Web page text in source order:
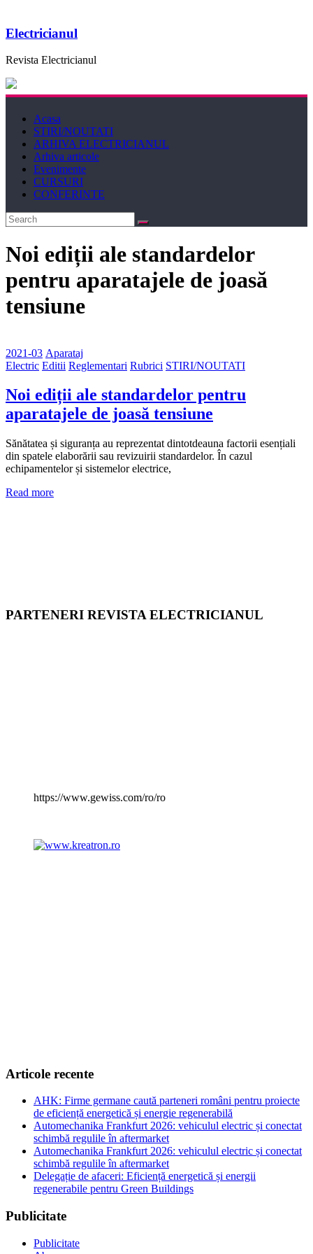
Electricianul
Revista Electricianul
Acasa
STIRI/NOUTATI
ARHIVA ELECTRICIANUL
Arhiva articole
Evenimente
CURSURI
CONFERINTE
Noi ediții ale standardelor
pentru aparatajele de joasă
tensiune
2021-03 Aparataj
Electric Editii Reglementari Rubrici STIRI/NOUTATI
Noi ediții ale standardelor pentru
aparatajele de joasă tensiune
Sănătatea și siguranța au reprezentat dintotdeauna factorii esențiali
din spatele elaborării sau revizuirii standardelor. În cazul
echipamentelor și sistemelor electrice,
Read more
PARTENERI REVISTA ELECTRICIANUL
https://www.gewiss.com/ro/ro
Articole recente
AHK: Firme germane caută parteneri români pentru proiecte
de eficiență energetică și energie regenerabilă
Automechanika Frankfurt 2026: vehiculul electric și conectat
schimbă regulile în aftermarket
Automechanika Frankfurt 2026: vehiculul electric și conectat
schimbă regulile în aftermarket
Delegație de afaceri: Eficiență energetică și energii
regenerabile pentru Green Buildings
Publicitate
Publicitate